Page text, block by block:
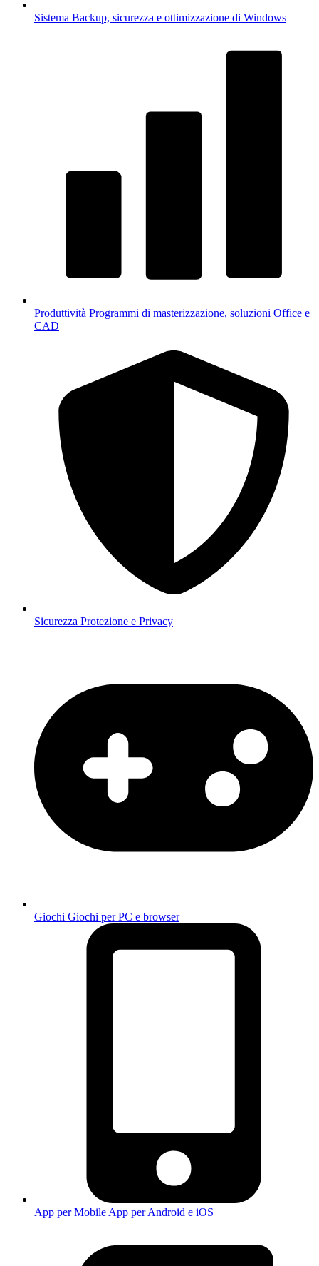
Sistema Backup, sicurezza e ottimizzazione di Windows
Produttività Programmi di masterizzazione, soluzioni Office e
CAD
Sicurezza Protezione e Privacy
Giochi Giochi per PC e browser
App per Mobile App per Android e iOS